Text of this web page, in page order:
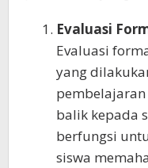
Evaluasi
Evaluasi
yang
balik kepada
berfungsi
siswa